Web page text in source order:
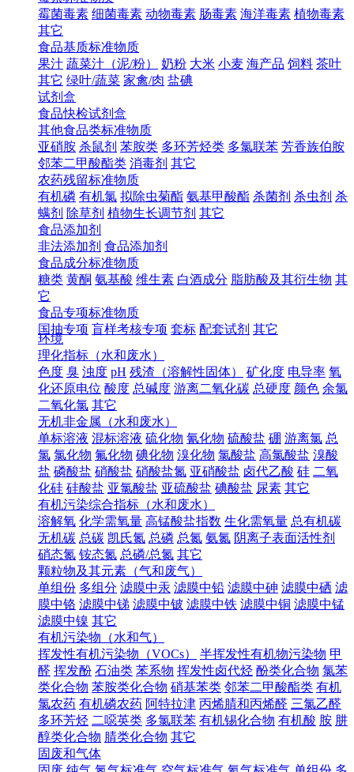
霉菌毒素 细菌毒素 动物毒素 肠毒素 海洋毒素 植物毒素
其它
食品基质标准物质
果汁 蔬菜汁（泥/粉） 奶粉 大米 小麦 海产品 饲料 茶叶
其它 绿叶/蔬菜 家禽/肉 盐碘
试剂盒
食品快检试剂盒
其他食品类标准物质
亚硝胺 杀鼠剂 苯胺类 多环芳烃类 多氯联苯 芳香族伯胺
邻苯二甲酸酯类 消毒剂 其它
农药残留标准物质
有机磷 有机氯 拟除虫菊酯 氨基甲酸酯 杀菌剂 杀虫剂 杀
螨剂 除草剂 植物生长调节剂 其它
食品添加剂
非法添加剂 食品添加剂
食品成分标准物质
糖类 黄酮 氨基酸 维生素 白酒成分 脂肪酸及其衍生物 其
它
食品专项标准物质
国抽专项 盲样考核专项 套标 配套试剂 其它
环境
理化指标（水和废水）
色度 臭 浊度 pH 残渣（溶解性固体） 矿化度 电导率 氧
化还原电位 酸度 总碱度 游离二氧化碳 总硬度 颜色 余氯
二氧化氯 其它
无机非金属（水和废水）
单标溶液 混标溶液 硫化物 氰化物 硫酸盐 硼 游离氯 总
氯 氯化物 氟化物 碘化物 溴化物 氯酸盐 高氯酸盐 溴酸
盐 磷酸盐 硝酸盐 硝酸盐氮 亚硝酸盐 卤代乙酸 硅 二氧
化硅 硅酸盐 亚氯酸盐 亚硫酸盐 碘酸盐 尿素 其它
有机污染综合指标（水和废水）
溶解氧 化学需氧量 高锰酸盐指数 生化需氧量 总有机碳
无机碳 总碳 凯氏氮 总磷 总氮 氨氮 阴离子表面活性剂
硝态氮 铵态氮 总磷/总氮 其它
颗粒物及其元素（气和废气）
单组份 多组分 滤膜中汞 滤膜中铅 滤膜中砷 滤膜中硒 滤
膜中铬 滤膜中锑 滤膜中铍 滤膜中铁 滤膜中铜 滤膜中锰
滤膜中镍 其它
有机污染物（水和气）
挥发性有机污染物（VOCs）
半挥发性有机物污染物 甲
醛 挥发酚 石油类 苯系物 挥发性卤代烃 酚类化合物 氯苯
类化合物 苯胺类化合物 硝基苯类 邻苯二甲酸酯类 有机
氯农药 有机磷农药 阿特拉津 丙烯腈和丙烯醛 三氯乙醛
多环芳烃 二噁英类 多氯联苯 有机锡化合物 有机酸 胺 肼
醇类化合物 腈类化合物 其它
固废和气体